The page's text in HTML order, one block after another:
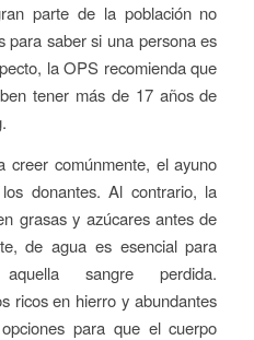
parte de la población no
para saber si una persona es
la OPS recomienda que
tener más de 17 años de
comúnmente, el ayuno
donantes. Al contrario, la
grasas y azúcares antes de
de agua es esencial para
sangre perdida.
ricos en hierro y abundantes
para que el cuerpo